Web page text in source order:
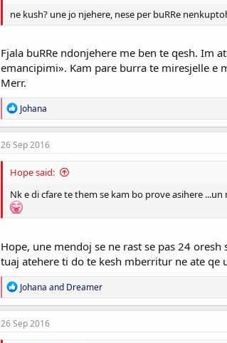
ne kush? une jo njehere, nese per buRRe
Fjala buRRe ndonjehere me ben te qesh. Im
emancipimi». Kam pare burra te miresjelle e
Merr.
R
e
a
c
o
s
:
Johana
26 Sep 2016
Hope said:
Nk e di cfare te them se kam bo prove asihere
Hope, une mendoj se ne rast se pas 24
tuaj atehere ti do te kesh mberritur ne ate qe
R
e
a
c
Johana and Dreamer
26 Sep 2016